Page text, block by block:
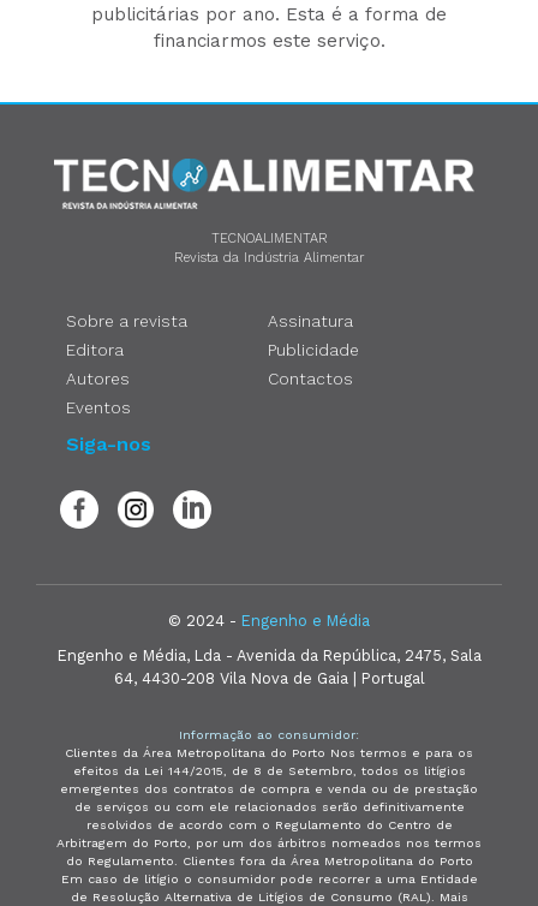
publicitárias por ano. Esta é a forma de
financiarmos este serviço.
TECNOALIMENTAR
Revista da Indústria Alimentar
Sobre a revista
Editora
Autores
Eventos
Assinatura
Publicidade
Contactos
Siga-nos
© 2024 - Engenho e Média
Engenho e Média, Lda - Avenida da República, 2475, Sala
64, 4430-208 Vila Nova de Gaia | Portugal
Informação ao consumidor:
Clientes da Área Metropolitana do Porto Nos termos e para os
efeitos da Lei 144/2015, de 8 de Setembro, todos os litígios
emergentes dos contratos de compra e venda ou de prestação
de serviços ou com ele relacionados serão definitivamente
resolvidos de acordo com o Regulamento do Centro de
Arbitragem do Porto, por um dos árbitros nomeados nos termos
do Regulamento. Clientes fora da Área Metropolitana do Porto
Em caso de litígio o consumidor pode recorrer a uma Entidade
de Resolução Alternativa de Litígios de Consumo (RAL). Mais